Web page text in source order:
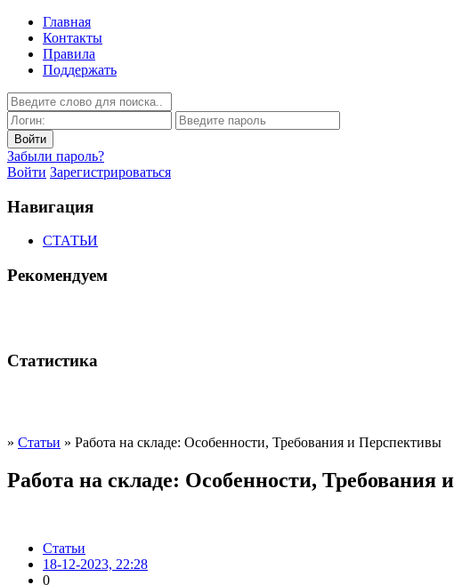
Главная
Контакты
Правила
Поддержать
Забыли пароль?
Войти Зарегистрироваться
Навигация
СТАТЬИ
Рекомендуем
Статистика
» Статьи » Работа на складе: Особенности, Требования и Перспективы
Работа на складе: Особенности, Требования
Статьи
18-12-2023, 22:28
0